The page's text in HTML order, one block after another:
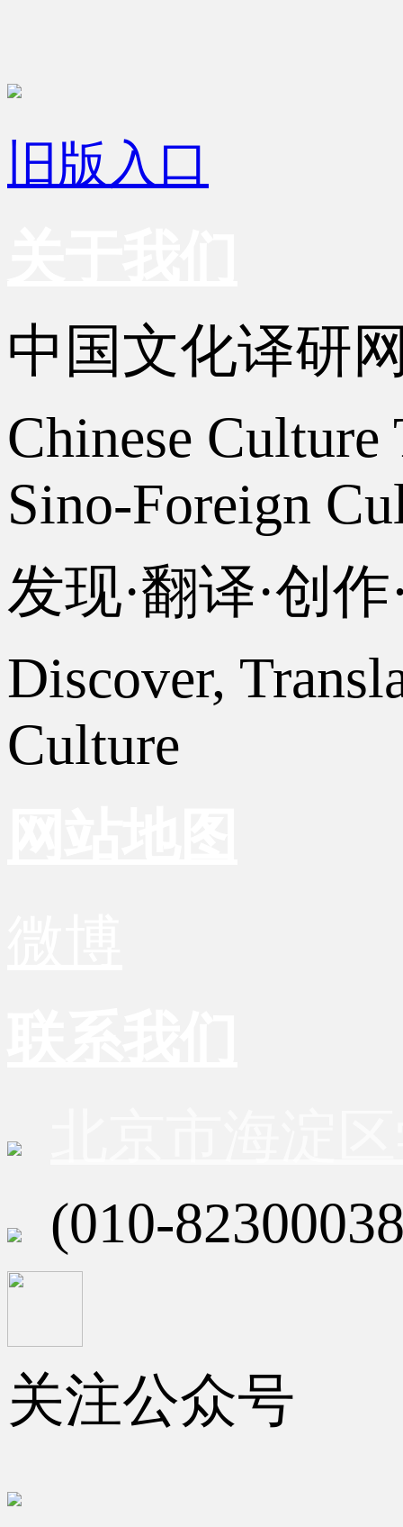
旧版入口
中国文化译研
Chinese
Sino-Foreign
发现·翻译·创
Discover,
Culture
(010-
关注公众号